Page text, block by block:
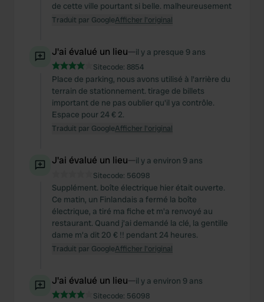
de cette ville pourtant si belle. malheureusement
Traduit par GoogleAfficher l'original
J'ai évalué un lieu—il y a presque 9 ans
Sitecode: 8854
Place de parking, nous avons utilisé à l'arrière du
terrain de stationnement. tirage de billets
important de ne pas oublier qu'il ya contrôle.
Espace pour 24 € 2.
Traduit par GoogleAfficher l'original
J'ai évalué un lieu—il y a environ 9 ans
Sitecode: 56098
Supplément. boîte électrique hier était ouverte.
Ce matin, un Finlandais a fermé la boîte
électrique, a tiré ma fiche et m'a renvoyé au
restaurant. Quand j'ai demandé la clé, la gentille
dame m'a dit 20 € !! pendant 24 heures.
Traduit par GoogleAfficher l'original
J'ai évalué un lieu—il y a environ 9 ans
Sitecode: 56098